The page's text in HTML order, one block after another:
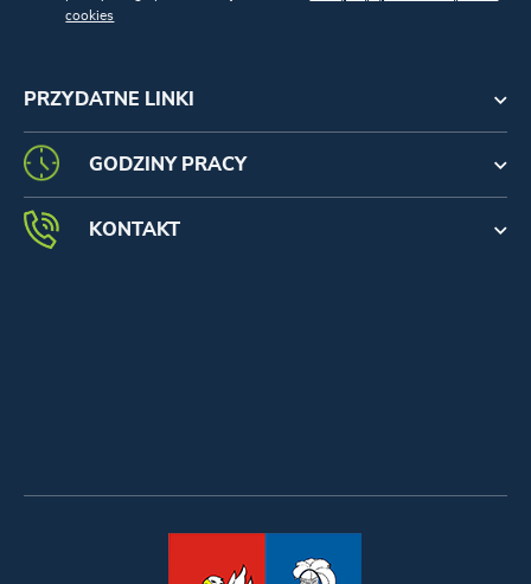
PRZYDATNE LINKI
cookies
GODZINY PRACY
KONTAKT